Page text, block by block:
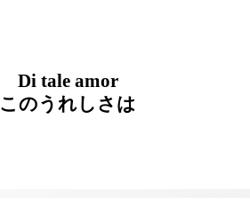
Di tale amor
このうれしさは